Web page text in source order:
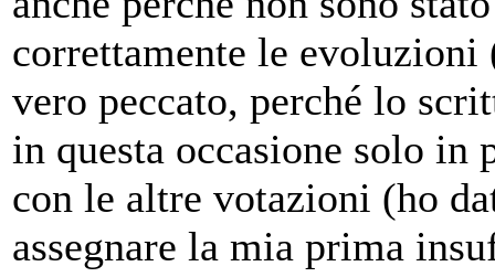
correttamente le
vero peccato, perché lo
in questa occasione solo in
con le altre votazioni (ho
assegnare la mia prima